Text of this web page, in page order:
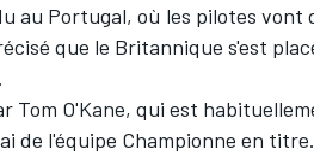
au Portugal, où les pilotes vont
que le Britannique s'est
Tom O'Kane, qui est
de l'équipe Championne en